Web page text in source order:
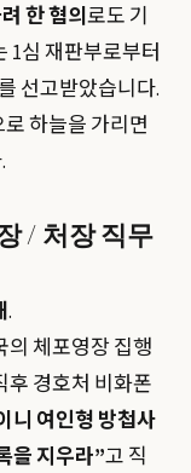
한 혐의 로도 기
1심 재판부로부터
선고받았습니다.
하늘을 가리면
/ 처장 직무
.
의 체포영장 집행
후 경호처 비화폰
니 여인형 방첩사
을 지우라”고 직